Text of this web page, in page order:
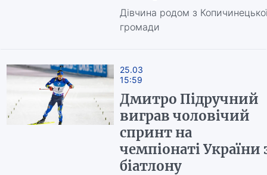
Дівчина родом з
громади
25.03
15:59
Дмитро Підручний
виграв чоловічий
спринт на
чемпіонаті України
біатлону